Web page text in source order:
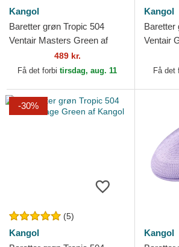
Kangol
Baretter grøn Tropic 504
Ventair Masters Green af
489 kr.
Få det forbi tirsdag, aug. 11
Kangol
Baretter
Ventair
Få det
-30%
(5)
Kangol
Kangol